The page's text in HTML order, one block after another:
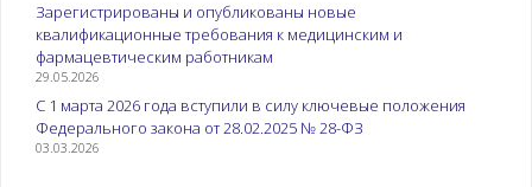
Зарегистрированы и опубликованы новые
квалификационные требования к медицинским и
фармацевтическим работникам
29.05.2026
С 1 марта 2026 года вступили в силу ключевые положения
Федерального закона от 28.02.2025 № 28-ФЗ
03.03.2026